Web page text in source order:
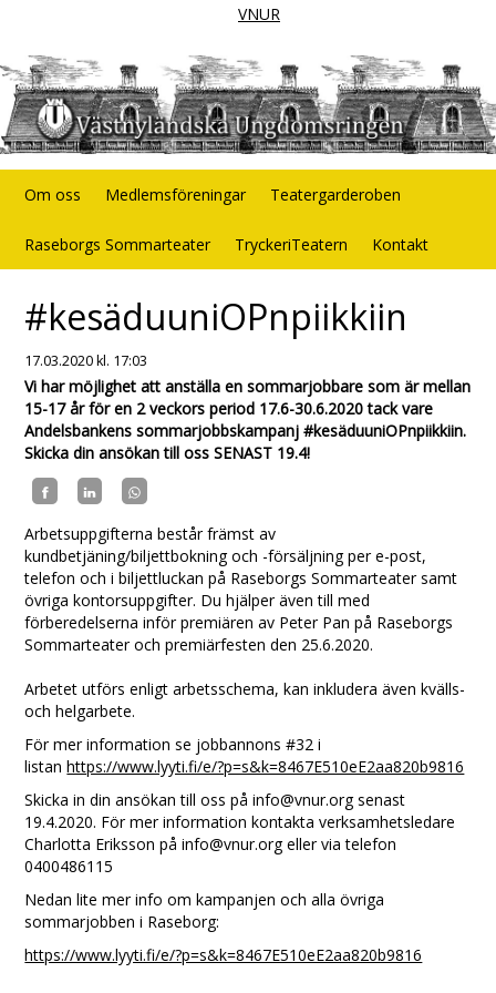
VNUR
Om oss Medlemsföreningar Teatergarderoben
Raseborgs Sommarteater TryckeriTeatern Kontakt
#kesäduuniOPnpiikkiin
17.03.2020kl. 17:03
Vi har möjlighet att anställa en sommarjobbare som är mellan
15-17 år för en 2 veckors period 17.6-30.6.2020 tack vare
Andelsbankens sommarjobbskampanj #kesäduuniOPnpiikkiin.
Skicka din ansökan till oss SENAST 19.4!
Arbetsuppgifterna består främst av
kundbetjäning/biljettbokning och -försäljning per e-post,
telefon och i biljettluckan på Raseborgs Sommarteater samt
övriga kontorsuppgifter. Du hjälper även till med
förberedelserna inför premiären av Peter Pan på Raseborgs
Sommarteater och premiärfesten den 25.6.2020.
Arbetet utförs enligt arbetsschema, kan inkludera även kvälls-
och helgarbete.
För mer information se jobbannons #32 i
listanhttps://www.lyyti.fi/e/?p=s&k=8467E510eE2aa820b9816
Skicka in din ansökan till oss på info@vnur.org senast
19.4.2020. För mer information kontakta verksamhetsledare
Charlotta Eriksson på info@vnur.org eller via telefon
0400486115
Nedan lite mer info om kampanjen och alla övriga
sommarjobben i Raseborg:
https://www.lyyti.fi/e/?p=s&k=8467E510eE2aa820b9816